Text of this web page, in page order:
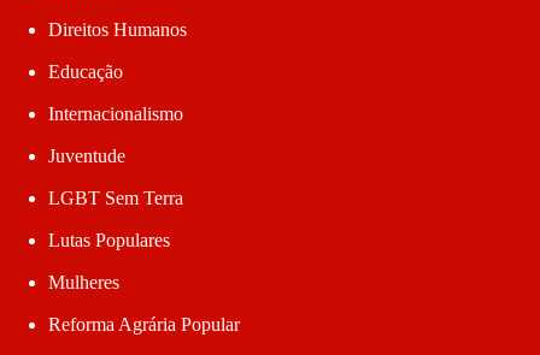
Direitos Humanos
Educação
Internacionalismo
Juventude
LGBT Sem Terra
Lutas Populares
Mulheres
Reforma Agrária Popular